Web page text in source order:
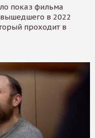
показ фильма
в 2022
проходит в